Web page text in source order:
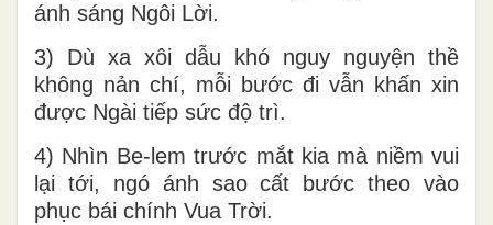
ánh sáng Ngôi Lời.
3) Dù xa xôi dẫu khó nguy nguyện thề
không nản chí, mỗi bước đi vẫn khấn xin
được Ngài tiếp sức độ trì.
4) Nhìn Be-lem trước mắt kia mà niềm vui
lại tới, ngó ánh sao cất bước theo vào
phục bái chính Vua Trời.